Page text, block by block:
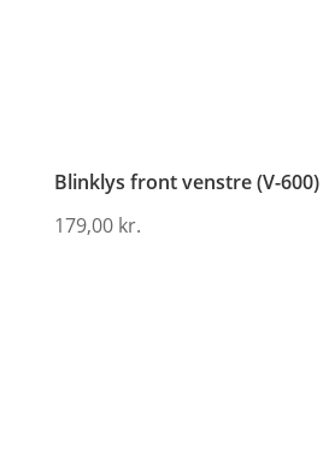
Blinklys front venstre (V-600)
179,00 kr.